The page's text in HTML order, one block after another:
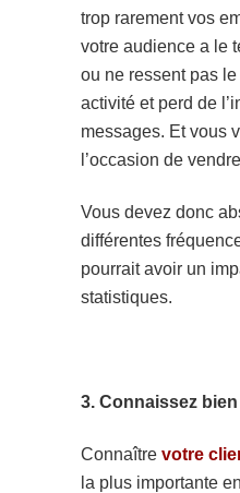
trop rarement vos
votre audience a le
ou ne ressent pas
activité et perd de
messages. Et vous
l’occasion de
Vous devez donc
différentes
pourrait avoir un
statistiques.
3. Connaissez
Connaître votre
la plus importante